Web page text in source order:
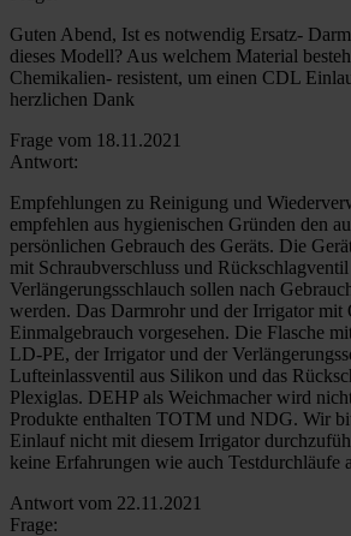
Guten Abend, Ist es notwendig Ersatz-
dieses Modell? Aus welchem Material
Chemikalien- resistent, um einen CDL
herzlichen Dank
Frage vom 18.11.2021
Antwort:
Empfehlungen zu Reinigung und
empfehlen aus hygienischen Gründen den
persönlichen Gebrauch des Geräts. Die
mit Schraubverschluss und
Verlängerungsschlauch sollen nach
werden. Das Darmrohr und der Irrigator mit
Einmalgebrauch vorgesehen. Die Flasche
LD-PE, der Irrigator und der
Lufteinlassventil aus Silikon und das
Plexiglas. DEHP als Weichmacher wird
Produkte enthalten TOTM und NDG. Wir
Einlauf nicht mit diesem Irrigator
keine Erfahrungen wie auch Testdurchläufe
Antwort vom 22.11.2021
Frage: